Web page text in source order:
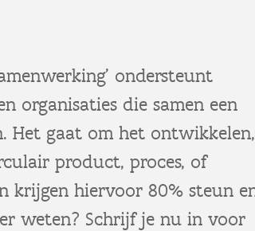
ondersteunt
organisaties die samen een
Het gaat om het ontwikkelen,
product, proces, of
krijgen hiervoor 80% steun
weten? Schrijf je nu in voor